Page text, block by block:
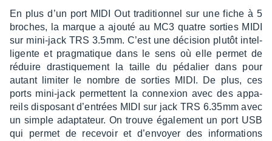
En plus d’un port MIDI Out tradi­tion­nel sur une fiche à 5
broches, la marque a ajouté au MC3 quatre sorties MIDI
sur mini-jack TRS 3.5mm. C’est une déci­sion plutôt intel­
li­gente et prag­ma­tique dans le sens où elle permet de
réduire dras­tique­ment la taille du péda­lier dans pour
autant limi­ter le nombre de sorties MIDI. De plus, ces
ports mini-jack permettent la connexion avec des appa­
reils dispo­sant d’en­trées MIDI sur jack TRS 6.35mm avec
un simple adap­ta­teur. On trouve égale­ment un port USB
qui permet de rece­voir et d’en­voyer des infor­ma­tions